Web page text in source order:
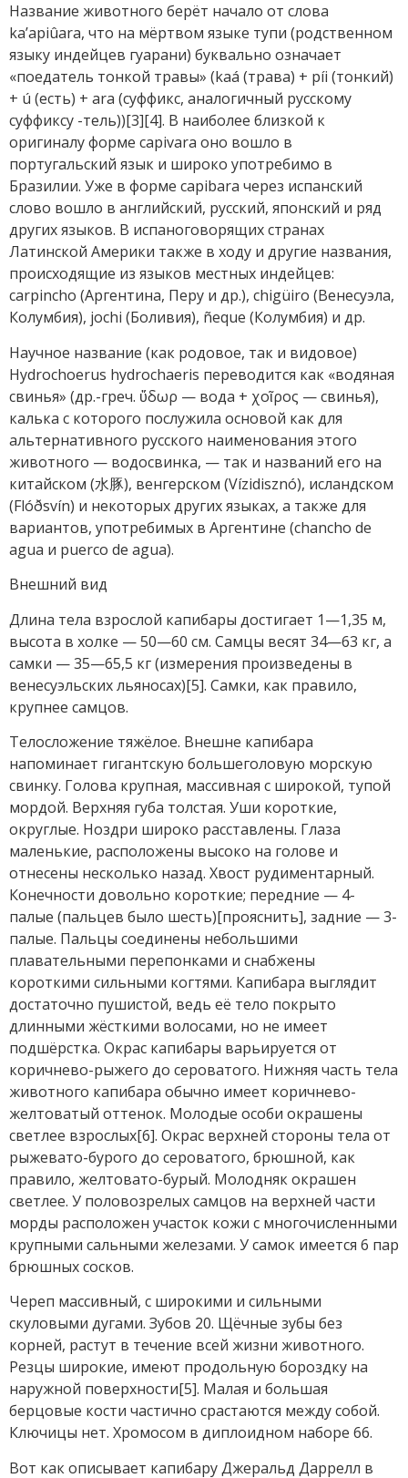
Название животного берёт начало от слова
ka’apiûara, что на мёртвом языке тупи (родственном
языку индейцев гуарани) буквально означает
«поедатель тонкой травы» (kaá (трава) + píi (тонкий)
+ ú (есть) + ara (суффикс, аналогичный русскому
суффиксу -тель))[3][4]. В наиболее близкой к
оригиналу форме capivara оно вошло в
португальский язык и широко употребимо в
Бразилии. Уже в форме capibara через испанский
слово вошло в английский, русский, японский и ряд
других языков. В испаноговорящих странах
Латинской Америки также в ходу и другие названия,
происходящие из языков местных индейцев:
carpincho (Аргентина, Перу и др.), chigüiro (Венесуэла,
Колумбия), jochi (Боливия), ñeque (Колумбия) и др.
Научное название (как родовое, так и видовое)
Hydrochoerus hydrochaeris переводится как «водяная
свинья» (др.-греч. ὕδωρ — вода + χοῖρος — свинья),
калька с которого послужила основой как для
альтернативного русского наименования этого
животного — водосвинка, — так и названий его на
китайском (水豚), венгерском (Vízidisznó), исландском
(Flóðsvín) и некоторых других языках, а также для
вариантов, употребимых в Аргентине (chancho de
agua и puerco de agua).
Внешний вид
Длина тела взрослой капибары достигает 1—1,35 м,
высота в холке — 50—60 см. Самцы весят 34—63 кг, а
самки — 35—65,5 кг (измерения произведены в
венесуэльских льяносах)[5]. Самки, как правило,
крупнее самцов.
Телосложение тяжёлое. Внешне капибара
напоминает гигантскую большеголовую морскую
свинку. Голова крупная, массивная с широкой, тупой
мордой. Верхняя губа толстая. Уши короткие,
округлые. Ноздри широко расставлены. Глаза
маленькие, расположены высоко на голове и
отнесены несколько назад. Хвост рудиментарный.
Конечности довольно короткие; передние — 4-
палые (пальцев было шесть)[прояснить], задние — 3-
палые. Пальцы соединены небольшими
плавательными перепонками и снабжены
короткими сильными когтями. Капибара выглядит
достаточно пушистой, ведь её тело покрыто
длинными жёсткими волосами, но не имеет
подшёрстка. Окрас капибары варьируется от
коричнево-рыжего до сероватого. Нижняя часть тела
животного капибара обычно имеет коричнево-
желтоватый оттенок. Молодые особи окрашены
светлее взрослых[6]. Окрас верхней стороны тела от
рыжевато-бурого до сероватого, брюшной, как
правило, желтовато-бурый. Молодняк окрашен
светлее. У половозрелых самцов на верхней части
морды расположен участок кожи с многочисленными
крупными сальными железами. У самок имеется 6 пар
брюшных сосков.
Череп массивный, с широкими и сильными
скуловыми дугами. Зубов 20. Щёчные зубы без
корней, растут в течение всей жизни животного.
Резцы широкие, имеют продольную бороздку на
наружной поверхности[5]. Малая и большая
берцовые кости частично срастаются между собой.
Ключицы нет. Хромосом в диплоидном наборе 66.
Вот как описывает капибару Джеральд Даррелл в